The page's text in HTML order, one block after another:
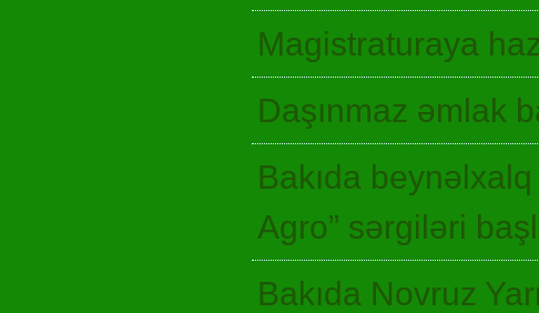
Magistraturaya
Daşınmaz əmlak
Bakıda
Agro” sərgiləri
Bakıda Novruz